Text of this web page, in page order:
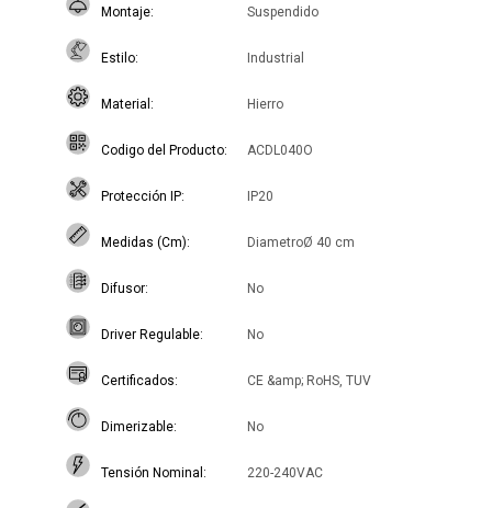
Montaje Suspendido
Estilo Industrial
Material Hierro
Codigo del Producto ACDL040O
Protección IP IP20
Medidas (Cm) DiametroØ 40 cm
Difusor No
Driver Regulable No
Certificados CE &amp; RoHS, TUV
Dimerizable No
Tensión Nominal 220-240VAC